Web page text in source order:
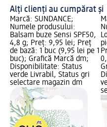
Alți clienți au cumpărat și
Marcă: SUNDANCE;
Numele produsului:
Balsam buze Sensi SPF50,
4,8 g; Preț: 9,95 lei; Preț
de bază: 1 buc (9,95 lei pe 1
buc); Grafică Marcă dm;
Disponibilitate: Status
verde Livrabil, Status gri
selectare magazin dm